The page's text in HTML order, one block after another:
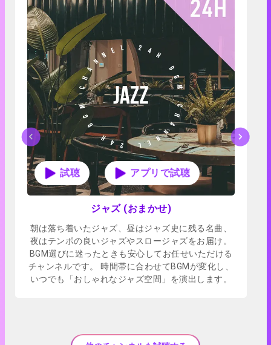
アプリで試聴
ジャズ (おまかせ)
朝は落ち着いたジャズ、昼はジャズ史に残る名曲、
夜はテンポの良いジャズやスロージャズをお届け。
BGM選びに迷ったときも安心してお任せいただける
チャンネルです。 時間帯に合わせてBGMが変化し、
いつでも「おしゃれなジャズ空間」を演出します。